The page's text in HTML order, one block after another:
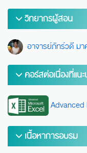
วิทยากรผู้สอน
อาจารย์ภัทร์วดี ม
คอร์สต่อเนื่องที่แน
Advanced
เนื้อหาการอบรม